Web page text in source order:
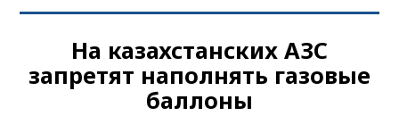
На казахстанских АЗС
запретят наполнять газовые
баллоны